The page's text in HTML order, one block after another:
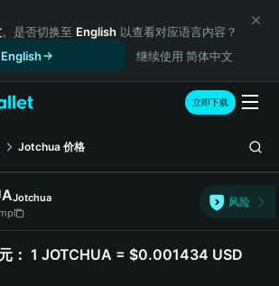
。是否切换至 English 以查看对应语言内容？
继续使用 简体中文
立即下载
Jotchua 价格
Jotchua
风险
： 1 JOTCHUA = $0.001434 USD